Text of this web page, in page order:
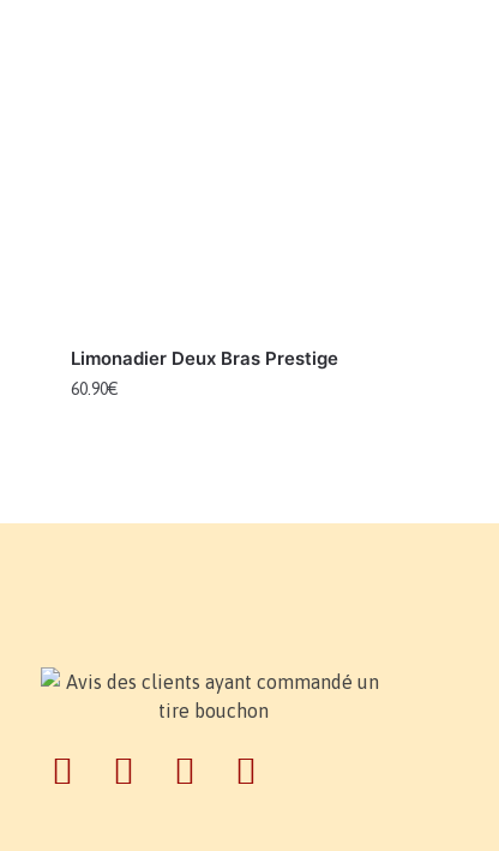
Limonadier Deux Bras Prestige
60.90€